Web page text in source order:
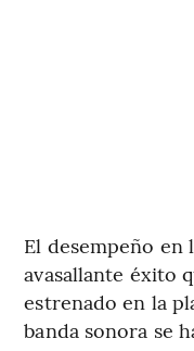
El desempeño en
avasallante éxito
estrenado en la
banda sonora se